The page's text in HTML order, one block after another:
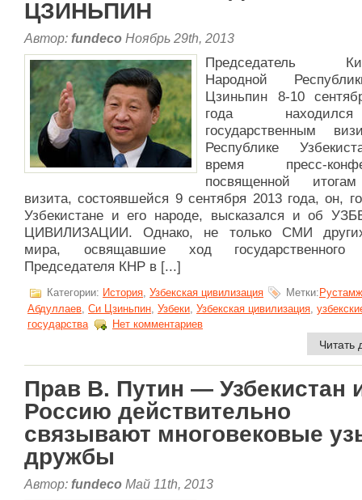
ЦЗИНЬПИН
Автор: fundeco Ноябрь 29th, 2013
Председатель
Народной
Цзиньпин 8-10
года
государственным
Республике
время пресс-
посвященной
визита, состоявшейся 9 сентября 2013 года, он,
Узбекистане и его народе, высказался и об
ЦИВИЛИЗАЦИИ. Однако, не только СМИ
мира, освящавшие ход государственного
Председателя КНР в [...]
Категории: История Узбекская цивилизация Метки:
Абдуллаев, Си Цзиньпин, Узбеки, Узбекская цивилизация,
государства
Нет комментариев
Читать
Прав В. Путин ― Узбекистан
Россию действительно
связывают многовековые
дружбы
Автор: fundeco Май 11th, 2013